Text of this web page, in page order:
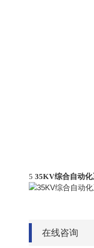
5 35KV综合自动
在线咨询